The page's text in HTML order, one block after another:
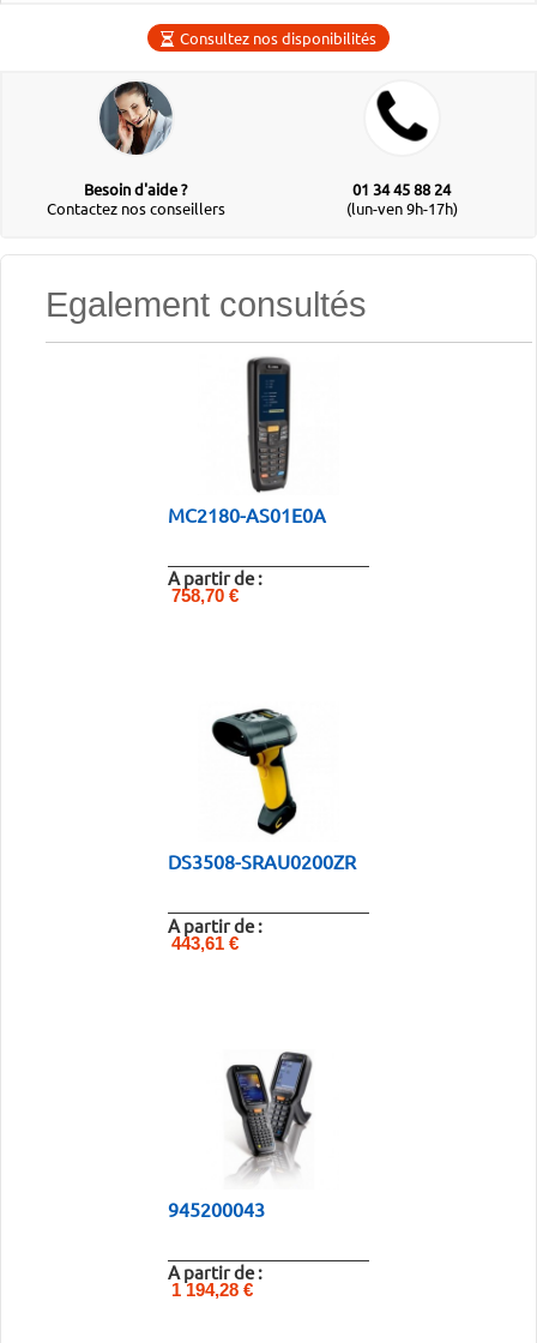
Consultez nos disponibilités
Besoin d'aide ?
Contactez nos conseillers
01 34 45 88 24
(lun-ven 9h-17h)
Egalement consultés
MC2180-AS01E0A
A partir de :
758,70 €
DS3508-SRAU0200ZR
A partir de :
443,61 €
945200043
A partir de :
1 194,28 €